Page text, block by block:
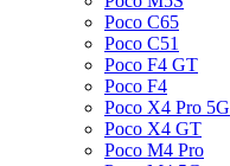
Poco C65
Poco C51
Poco F4 GT
Poco F4
Poco X4 Pro 5G
Poco X4 GT
Poco M4 Pro